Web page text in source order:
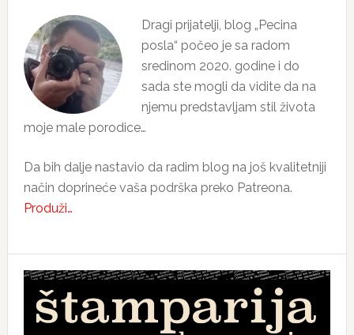
Dragi prijatelji, blog „Pecina
posla“ počeo je sa radom
sredinom 2020. godine i do
sada ste mogli da vidite da na
njemu predstavljam stil života
moje male porodice…
Da bih dalje nastavio da radim blog na još kvalitetniji
način doprineće vaša podrška preko Patreona.
Produži…